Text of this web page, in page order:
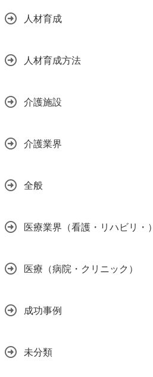
人材育成
人材育成方法
介護施設
介護業界
全般
医療業界（看護・リハビリ・）
医療（病院・クリニック）
成功事例
未分類